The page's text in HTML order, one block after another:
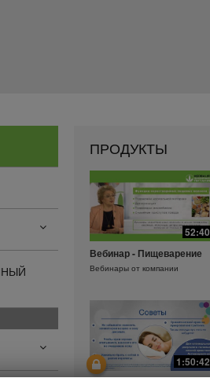
ПРОДУКТЫ
52:40
Вебинар - Пищеварение
Вебинары от компании
1:50:42